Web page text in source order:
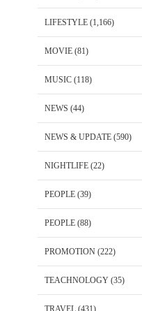
LIFESTYLE (1,166)
MOVIE (81)
MUSIC (118)
NEWS (44)
NEWS & UPDATE (590)
NIGHTLIFE (22)
PEOPLE (39)
PEOPLE (88)
PROMOTION (222)
TEACHNOLOGY (35)